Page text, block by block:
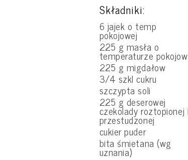
Składniki:
6 jajek o temp
pokojowej
225 g masła o
temperaturze
225 g migdałow
3/4 szkl cukru
szczypta soli
225 g deserowej
czekolady roztopionej i
przestudzonej
cukier puder
bita śmietana (wg
uznania)